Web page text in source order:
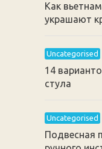
Как
украшают
Uncategorised
14
стула
Uncategorised
Подвесная